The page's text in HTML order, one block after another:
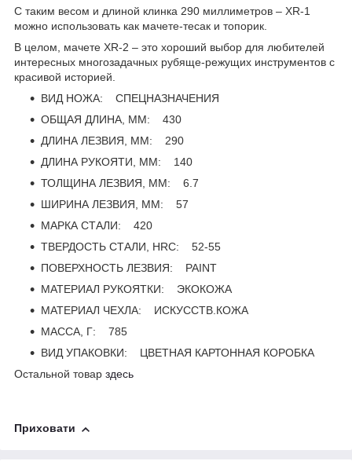
С таким весом и длиной клинка 290 миллиметров – XR-1
можно использовать как мачете-тесак и топорик.
В целом, мачете XR-2 – это хороший выбор для любителей
интересных многозадачных рубяще-режущих инструментов с
красивой историей.
ВИД НОЖА: СПЕЦНАЗНАЧЕНИЯ
ОБЩАЯ ДЛИНА, ММ: 430
ДЛИНА ЛЕЗВИЯ, ММ: 290
ДЛИНА РУКОЯТИ, ММ: 140
ТОЛЩИНА ЛЕЗВИЯ, ММ: 6.7
ШИРИНА ЛЕЗВИЯ, ММ: 57
МАРКА СТАЛИ: 420
ТВЕРДОСТЬ СТАЛИ, HRC: 52-55
ПОВЕРХНОСТЬ ЛЕЗВИЯ: PAINT
МАТЕРИАЛ РУКОЯТКИ: ЭКОКОЖА
МАТЕРИАЛ ЧЕХЛА: ИСКУССТВ.КОЖА
МАССА, Г: 785
ВИД УПАКОВКИ: ЦВЕТНАЯ КАРТОННАЯ КОРОБКА
Остальной товар здесь
Приховати